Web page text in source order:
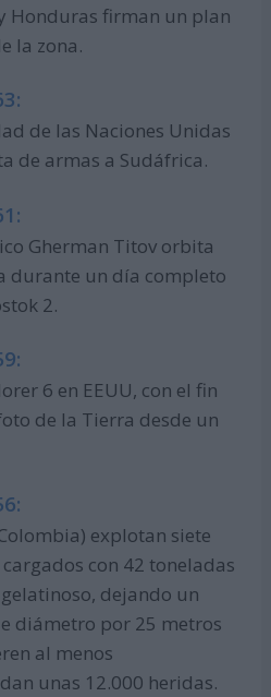
Honduras firman un plan
la zona.
de las Naciones Unidas
de armas a Sudáfrica.
Gherman Titov orbita
durante un día completo
2.
6 en EEUU, con el fin
de la Tierra desde un
explotan siete
con 42 toneladas
dejando un
diámetro por 25 metros
al menos
unas 12.000 heridas.